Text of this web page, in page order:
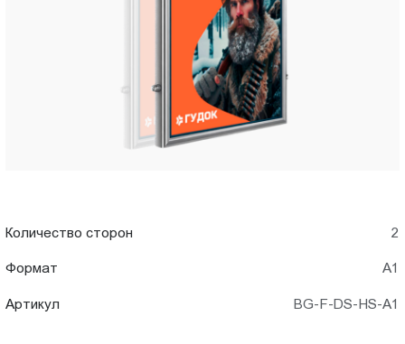
Чебоксары
Количество сторон 2
Формат А1
Артикул BG-F-DS-HS-A1